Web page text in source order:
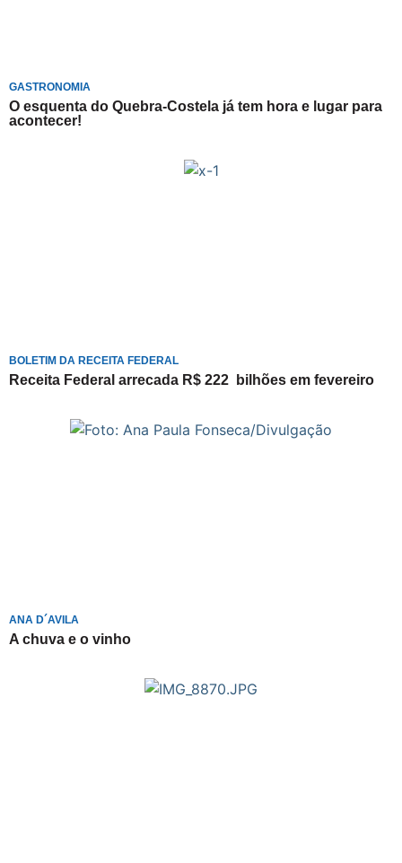
GASTRONOMIA
O esquenta do Quebra-Costela já tem hora e lugar para
acontecer!
BOLETIM DA RECEITA FEDERAL
Receita Federal arrecada R$ 222 bilhões em fevereiro
ANA D´AVILA
A chuva e o vinho